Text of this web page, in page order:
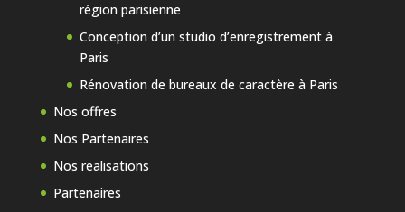
région parisienne
Conception d’un studio d’enregistrement à
Paris
Rénovation de bureaux de caractère à Paris
Nos offres
Nos Partenaires
Nos realisations
Partenaires